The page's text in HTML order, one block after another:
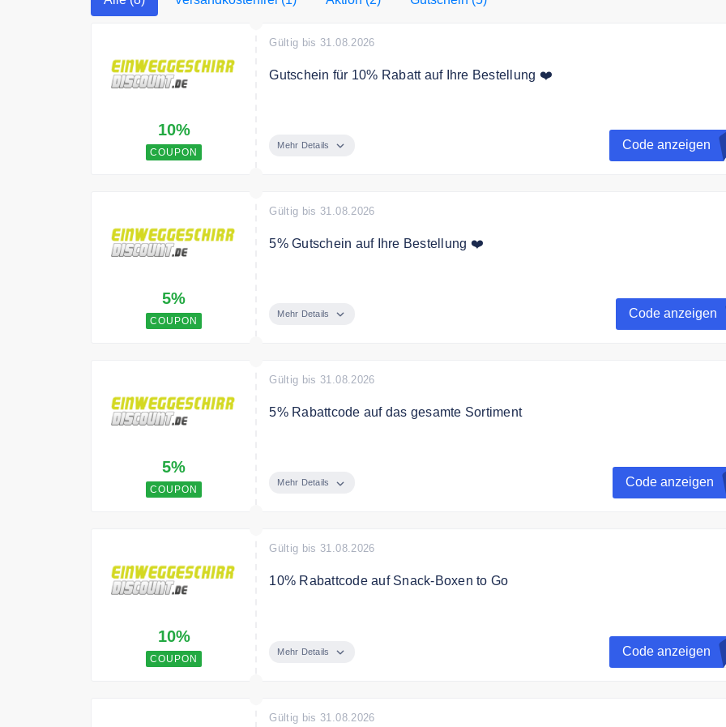
EINWEGGESCHIRR DISCOUNT.de.
10%
COUPON
Gültig bis 31.08.2026
Gutschein für 10% Rabatt auf Ihre Bestellung ❤️
Mehr Details Code anzeigen
5%
COUPON
Gültig bis 31.08.2026
5% Gutschein auf Ihre Bestellung ❤️
Mehr Details Code anzeigen
5%
COUPON
Gültig bis 31.08.2026
5% Rabattcode auf das gesamte Sortiment
Bedingungen
Mehr Details Code anzeigen
10%
COUPON
Gültig bis 31.08.2026
10% Rabattcode auf Snack-Boxen to Go
Snack-Boxen sind vielseitig einsetzbar, hygienisch verpackt und sofort
einsatzbereit.
Mehr Details Code anzeigen
Gültig bis 31.08.2026